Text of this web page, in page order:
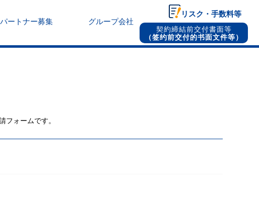
パートナー募集 グループ会社
リスク・手数料等
契約締結前交付書面等
（签约前交付的书面文件等）
ォームです。